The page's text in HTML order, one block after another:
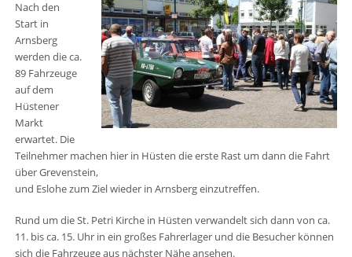
Nach den
Start in
Arnsberg
werden die ca.
89 Fahrzeuge
auf dem
Hüstener
Markt
erwartet. Die
Teilnehmer machen hier in Hüsten die erste Rast um dann die Fahrt
über Grevenstein,
und Eslohe zum Ziel wieder in Arnsberg einzutreffen.
Rund um die St. Petri Kirche in Hüsten verwandelt sich dann von ca.
11. bis ca. 15. Uhr in ein großes Fahrerlager und die Besucher können
sich die Fahrzeuge aus nächster Nähe ansehen.